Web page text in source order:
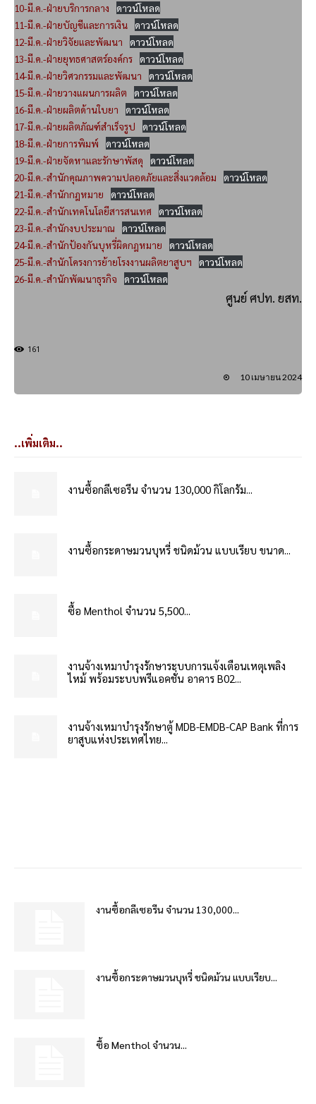
10-มี.ค.-ฝ่ายบริการกลาง
ดาวน์โหลด
11-มี.ค.-ฝ่ายบัญชีและการเงิน
ดาวน์โหลด
12-มี.ค.-ฝ่ายวิจัยและพัฒนา
ดาวน์โหลด
13-มี.ค.-ฝ่ายยุทธศาสตร์องค์กร
ดาวน์โหลด
14-มี.ค.-ฝ่ายวิศวกรรมและพัฒนา
ดาวน์โหลด
15-มี.ค.-ฝ่ายวางแผนการผลิต
ดาวน์โหลด
16-มี.ค.-ฝ่ายผลิตด้านใบยา
ดาวน์โหลด
17-มี.ค.-ฝ่ายผลิตภัณฑ์สำเร็จรูป
ดาวน์โหลด
18-มี.ค.-ฝ่ายการพิมพ์
ดาวน์โหลด
19-มี.ค.-ฝ่ายจัดหาและรักษาพัสดุ
ดาวน์โหลด
20-มี.ค.-สำนักคุณภาพความปลอดภัยและสิ่งแวดล้อม
ดาวน์โหลด
21-มี.ค.-สำนักกฎหมาย
ดาวน์โหลด
22-มี.ค.-สำนักเทคโนโลยีสารสนเทศ
ดาวน์โหลด
23-มี.ค.-สำนักงบประมาณ
ดาวน์โหลด
24-มี.ค.-สำนักป้องกันบุหรี่ผิดกฎหมาย
ดาวน์โหลด
25-มี.ค.-สำนักโครงการย้ายโรงงานผลิตยาสูบฯ
ดาวน์โหลด
26-มี.ค.-สำนักพัฒนาธุรกิจ
ดาวน์โหลด
ศูนย์ ศปท. ยสท.
161
10 เมษายน 2024
..เพิ่มเติม..
งานซื้อกลีเซอรีน จำนวน 130,000 กิโลกรัม...
งานซื้อกระดาษมวนบุหรี่ ชนิดม้วน แบบเรียบ ขนาด...
ซื้อ Menthol จำนวน 5,500...
งานจ้างเหมาบำรุงรักษาระบบการแจ้งเตือนเหตุเพลิง
ไหม้ พร้อมระบบพรีแอคชั่น อาคาร B02...
งานจ้างเหมาบำรุงรักษาตู้ MDB-EMDB-CAP Bank ที่การ
ยาสูบแห่งประเทศไทย...
งานซื้อกลีเซอรีน จำนวน 130,000...
งานซื้อกระดาษมวนบุหรี่ ชนิดม้วน แบบเรียบ...
ซื้อ Menthol จำนวน...